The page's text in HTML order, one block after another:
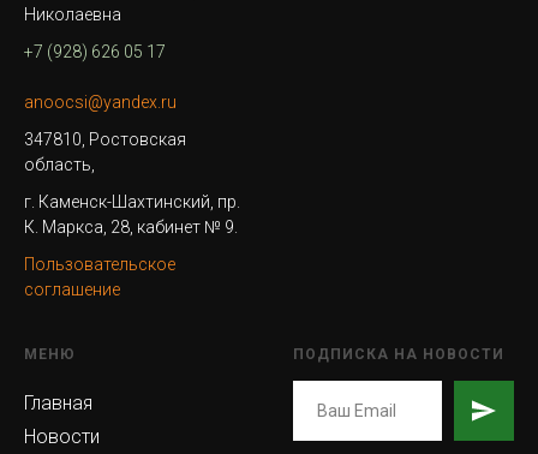
Николаевна
+7 (928) 626 05 17
anoocsi@yandex.ru
347810, Ростовская
область,
г. Каменск-Шахтинский, пр.
К. Маркса, 28, кабинет № 9.
Пользовательское
соглашение
МЕНЮ
Главная
Новости
ПОДПИСКА НА НОВОСТИ